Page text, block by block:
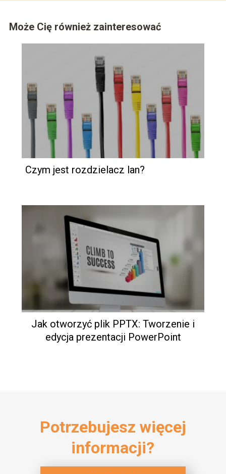
Może Cię również zainteresować
Czym jest rozdzielacz lan?
Jak otworzyć plik PPTX: Tworzenie i
edycja prezentacji PowerPoint
Potrzebujesz więcej
informacji?